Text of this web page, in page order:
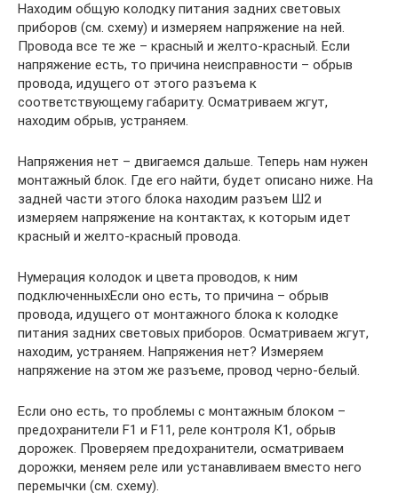
Находим общую колодку питания задних световых
приборов (см. схему) и измеряем напряжение на ней.
Провода все те же – красный и желто-красный. Если
напряжение есть, то причина неисправности – обрыв
провода, идущего от этого разъема к
соответствующему габариту. Осматриваем жгут,
находим обрыв, устраняем.
Напряжения нет – двигаемся дальше. Теперь нам нужен
монтажный блок. Где его найти, будет описано ниже. На
задней части этого блока находим разъем Ш2 и
измеряем напряжение на контактах, к которым идет
красный и желто-красный провода.
Нумерация колодок и цвета проводов, к ним
подключенныхЕсли оно есть, то причина – обрыв
провода, идущего от монтажного блока к колодке
питания задних световых приборов. Осматриваем жгут,
находим, устраняем. Напряжения нет? Измеряем
напряжение на этом же разъеме, провод черно-белый.
Если оно есть, то проблемы с монтажным блоком –
предохранители F1 и F11, реле контроля К1, обрыв
дорожек. Проверяем предохранители, осматриваем
дорожки, меняем реле или устанавливаем вместо него
перемычки (см. схему).